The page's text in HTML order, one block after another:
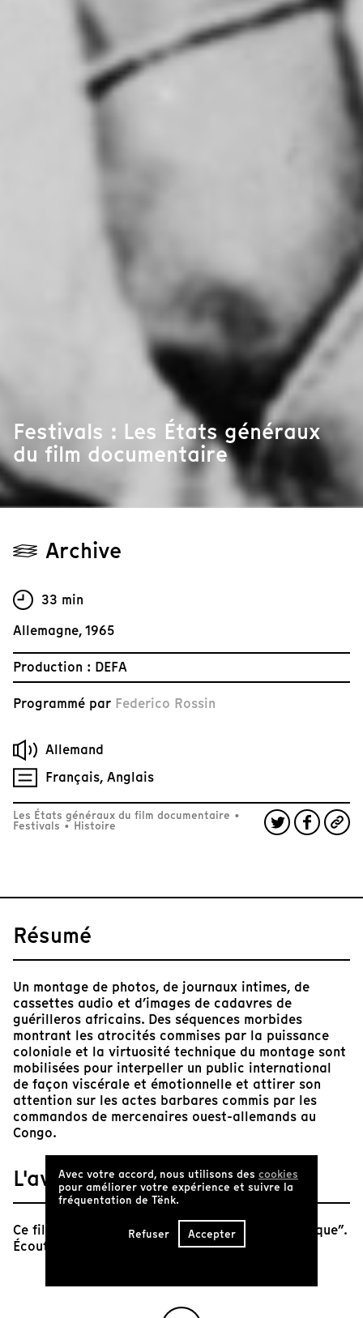
Festivals : Les États généraux
du film documentaire
Archive
33 min
Allemagne, 1965
Production : DEFA
Programmé par Federico Rossin
Allemand
Français, Anglais
Les États généraux du film documentaire •
Festivals • Histoire
Résumé
Un montage de photos, de journaux intimes, de
cassettes audio et d’images de cadavres de
guérilleros africains. Des séquences morbides
montrant les atrocités commises par la puissance
coloniale et la virtuosité technique du montage sont
mobilisées pour interpeller un public international
de façon viscérale et émotionnelle et attirer son
attention sur les actes barbares commis par les
commandos de mercenaires ouest-allemands au
Congo.
L'avis de Tënk
Ce film appartient à la séance “Questions d’éthique”.
Écoutez la présentation de Federico Rossin ici.
Avec votre accord, nous utilisons des cookies
pour améliorer votre expérience et suivre la
fréquentation de Tënk.
Refuser Accepter